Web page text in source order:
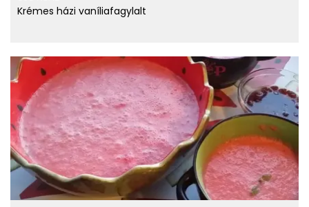
Krémes házi vaníliafagylalt